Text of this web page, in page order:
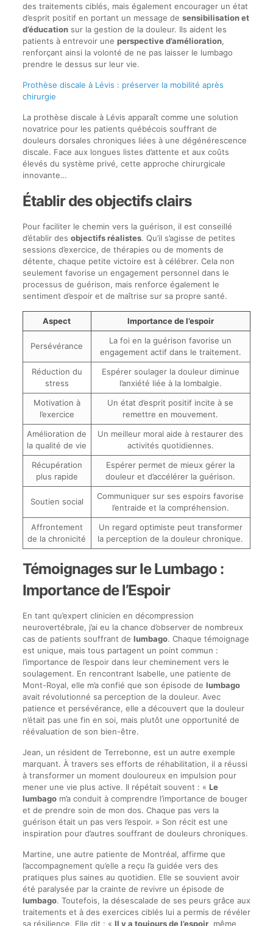
des traitements ciblés, mais également encourager un état
d’esprit positif en portant un message de sensibilisation et
d’éducationsur la gestion de la douleur. Ils aident les
patients à entrevoir une perspective d’amélioration,
renforçant ainsi la volonté de ne pas laisser le lumbago
prendre le dessus sur leur vie.
Prothèse discale à Lévis : préserver la mobilité après
chirurgie
La prothèse discale à Lévis apparaît comme une solution
novatrice pour les patients québécois souffrant de
douleurs dorsales chroniques liées à une dégénérescence
discale. Face aux longues listes d’attente et aux coûts
élevés du système privé, cette approche chirurgicale
innovante…
Établir des objectifs clairs
Pour faciliter le chemin vers la guérison, il est conseillé
d’établir des objectifs réalistes. Qu’il s’agisse de petites
sessions d’exercice, de thérapies ou de moments de
détente, chaque petite victoire est à célébrer. Cela non
seulement favorise un engagement personnel dans le
processus de guérison, mais renforce également le
sentiment d’espoir et de maîtrise sur sa propre santé.
Aspect Importance de l’espoir
Persévérance
La foi en la guérison favorise un
engagement actif dans le traitement.
Réduction du
stress
Espérer soulager la douleur diminue
l’anxiété liée à la lombalgie.
Motivation à
l’exercice
Un état d’esprit positif incite à se
remettre en mouvement.
Amélioration de
la qualité de vie
Un meilleur moral aide à restaurer des
activités quotidiennes.
Récupération
plus rapide
Espérer permet de mieux gérer la
douleur et d’accélérer la guérison.
Soutien social
Communiquer sur ses espoirs favorise
l’entraide et la compréhension.
Affrontement
de la chronicité
Un regard optimiste peut transformer
la perception de la douleur chronique.
Témoignages sur le Lumbago :
Importance de l’Espoir
En tant qu’expert clinicien en décompression
neurovertébrale, j’ai eu la chance d’observer de nombreux
cas de patients souffrant de lumbago. Chaque témoignage
est unique, mais tous partagent un point commun :
l’importance de l’espoir dans leur cheminement vers le
soulagement. En rencontrant Isabelle, une patiente de
Mont-Royal, elle m’a confié que son épisode de lumbago
avait révolutionné sa perception de la douleur. Avec
patience et persévérance, elle a découvert que la douleur
n’était pas une fin en soi, mais plutôt une opportunité de
réévaluation de son bien-être.
Jean, un résident de Terrebonne, est un autre exemple
marquant. À travers ses efforts de réhabilitation, il a réussi
à transformer un moment douloureux en impulsion pour
mener une vie plus active. Il répétait souvent : « Le
lumbagom’a conduit à comprendre l’importance de bouger
et de prendre soin de mon dos. Chaque pas vers la
guérison était un pas vers l’espoir. » Son récit est une
inspiration pour d’autres souffrant de douleurs chroniques.
Martine, une autre patiente de Montréal, affirme que
l’accompagnement qu’elle a reçu l’a guidée vers des
pratiques plus saines au quotidien. Elle se souvient avoir
été paralysée par la crainte de revivre un épisode de
lumbago. Toutefois, la désescalade de ses peurs grâce aux
traitements et à des exercices ciblés lui a permis de révéler
sa résilience. Elle dit : « Il y a toujours de l’espoir, même